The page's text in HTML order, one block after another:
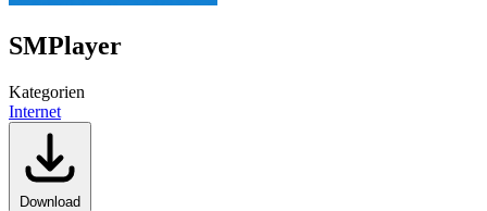
SMPlayer
Kategorien
Internet
Download